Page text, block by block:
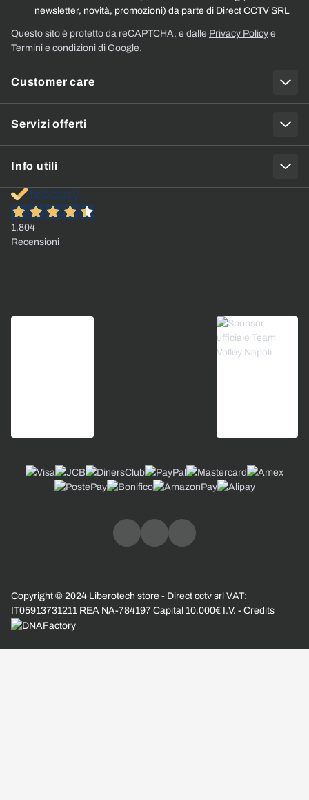
Customer care
Servizi offerti
Info utili
newsletter, novità, promozioni) da parte di Direct CCTV SRL
Questo sito è protetto da reCAPTCHA, e dalle Privacy Policy e
Termini e condizioni di Google.
1.804
Recensioni
Copyright © 2024 Liberotech store - Direct cctv srl VAT:
IT05913731211 REA NA-784197 Capital 10.000€ I.V. - Credits